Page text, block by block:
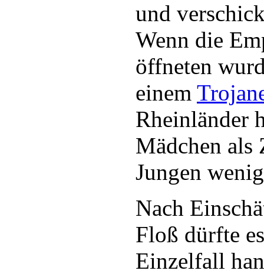
und
Wenn die
öffneten
einem
Rheinländer
Mädchen als
Jungen
Nach
Floß dürfte
Einzelfall